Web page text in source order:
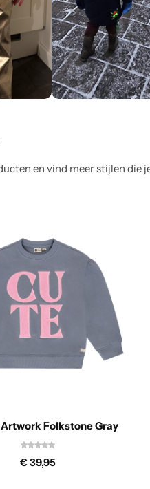
en vind meer stijlen die
Folkstone Gray
€ 39,95